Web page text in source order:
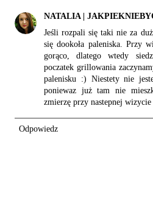
NATALIA |
Jeśli rozpali się taki nie za
się dookoła paleniska. Przy
gorąco, dlatego wtedy
poczatek grillowania
palenisku :) Niestety nie
poniewaz już tam nie
zmierzę przy nastepnej
Odpowiedz